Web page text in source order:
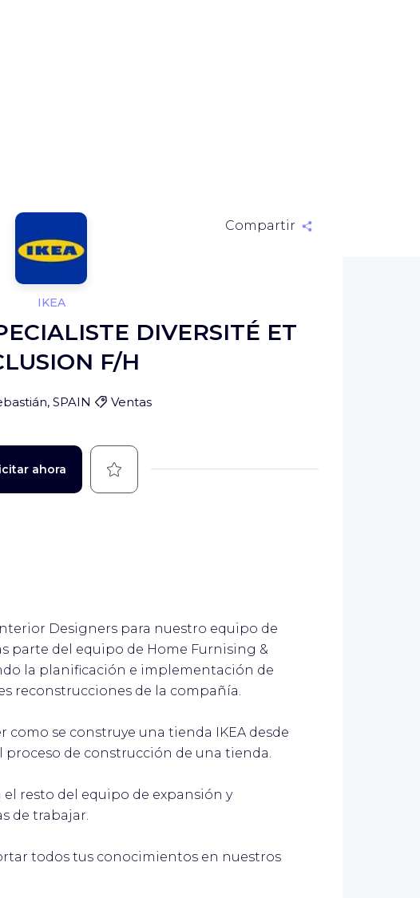
Compartir
IKEA
DIVERSITÉ ET
F/H
SPAIN Ventas
ahora Guardar
Designers para nuestro equipo de
parte del equipo de Home Furnising &
la planificación e implementación de
reconstrucciones de la compañía.
como se construye una tienda IKEA desde
de construcción de una tienda.
resto del equipo de expansión y
de trabajar.
todos tus conocimientos en nuestros